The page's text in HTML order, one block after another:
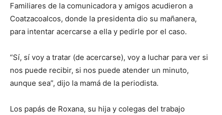
Familiares de la comunicadora y amigos acudieron a
Coatzacoalcos, donde la presidenta dio su mañanera,
para intentar acercarse a ella y pedirle por el caso.
“Sí, sí voy a tratar (de acercarse), voy a luchar para ver si
nos puede recibir, si nos puede atender un minuto,
aunque sea”, dijo la mamá de la periodista.
Los papás de Roxana, su hija y colegas del trabajo